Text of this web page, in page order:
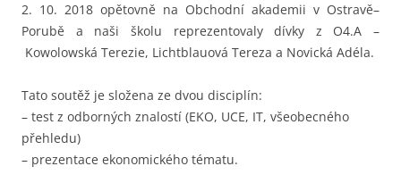
2. 10. 2018 opětovně na Obchodní akademii v Ostravě–
Porubě a naši školu reprezentovaly dívky z O4.A –
Kowolowská Terezie, Lichtblauová Tereza a Novická Adéla.
Tato soutěž je složena ze dvou disciplín:
– test z odborných znalostí (EKO, UCE, IT, všeobecného
přehledu)
– prezentace ekonomického tématu.